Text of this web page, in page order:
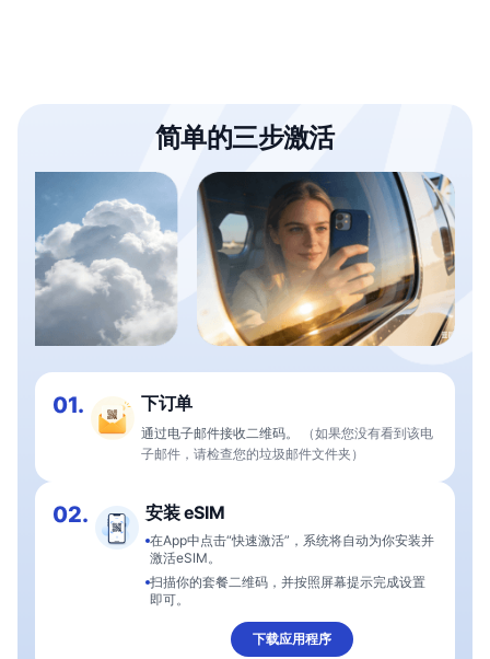
简单的三步激活
01. 下订单
通过电子邮件接收二维码。
（如果您没有看到该电
子邮件，请检查您的垃圾邮件文件夹）
02. 安装 eSIM
在App中点击“快速激活”，系统将自动为你安装并
激活eSIM。
扫描你的套餐二维码，并按照屏幕提示完成设置
即可。
下载应用程序